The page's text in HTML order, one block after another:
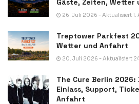
26. Juli 2026 - Aktualisiert 1.
Treptower Parkfest
Wetter und Anfahrt
20. Juli 2026 - Aktualisiert
The Cure Berlin 2026:
Einlass, Support,
Anfahrt